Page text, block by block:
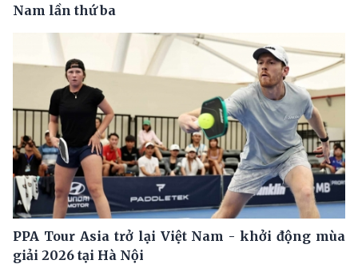
Nam lần thứ ba
PPA Tour Asia trở lại Việt Nam - khởi động mùa
giải 2026 tại Hà Nội